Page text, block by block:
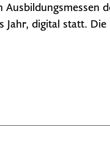
digital statt. Die